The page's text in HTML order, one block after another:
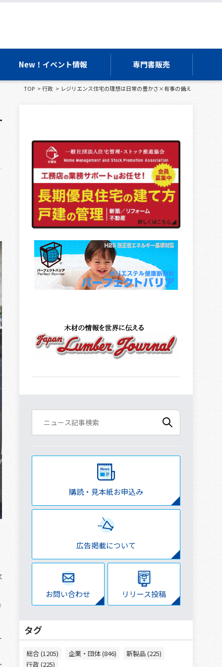
New！イベント情報 専門書販売
TOP 行政 レジリエンス住宅の理想は日常の豊かさ×有事の備え
購読・見本紙お申込み
広告掲載について
お問い合わせ リリース投稿
タグ
総合 (1205) 企業・団体 (846)
新製品 (225)
行政 (225)